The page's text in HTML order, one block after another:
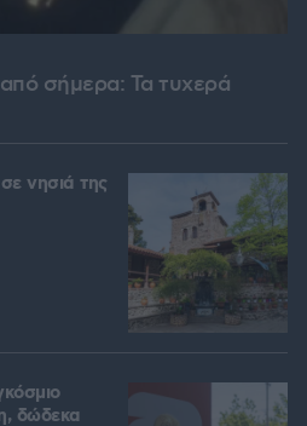
σήμερα: Τα τυχερά
νησιά της
δώδεκα